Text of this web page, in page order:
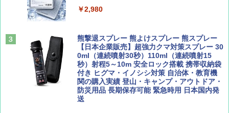
山と溪谷 2026年8月号「南アルプス大全」
￥1,540
AIRLINE（エアライン）2026年9月号【特
A26 地球の歩き方 チェコ ポーランド スロヴ
ァキア 2026～2027 地球の歩き方A ヨーロッ
パ
￥2,277
地球の歩き方 スター・ウォーズ
人用 折りたたみ 防災グッズ 災害用トイレ ビ
￥4,980
ENDLESS BASE 《めざましテレビで紹介》
テント ワンタッチ RENEW 幅200 2-3人用 43
500002(88859)
￥2,980
熊撃退スプレー 熊よけスプレー 熊スプレー
【日本企業販売】超強力クマ対策スプレー 30
0ml（連続噴射30秒）110ml（連続噴射15
秒）射程5～10m 安全ロック搭載 携帯収納袋
付き ヒグマ・イノシシ対策 自治体・教育機
関の購入実績 登山・キャンプ・アウトドア・
防災用品 長期保存可能 緊急時用 日本国内発
送